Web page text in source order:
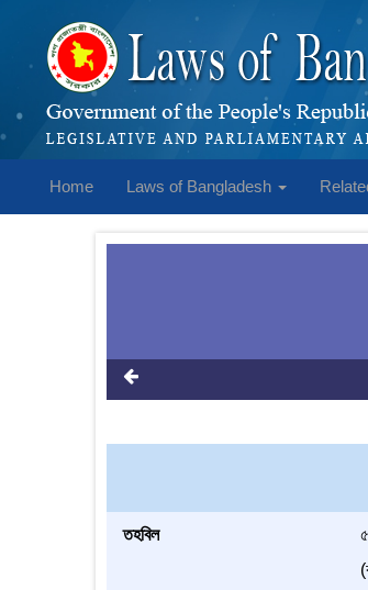
Home Laws of Bangladesh
তহবিল